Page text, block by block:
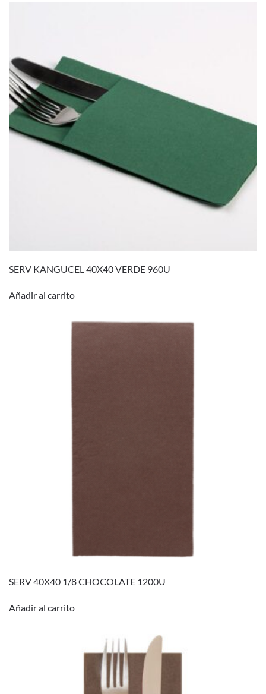
SERV KANGUCEL 40X40 VERDE 960U
Añadir al carrito
SERV 40X40 1/8 CHOCOLATE 1200U
Añadir al carrito